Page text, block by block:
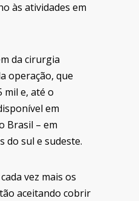
às atividades em
da cirurgia
operação, que
mil e, até o
em
Brasil – em
do sul e sudeste.
vez mais os
aceitando cobrir